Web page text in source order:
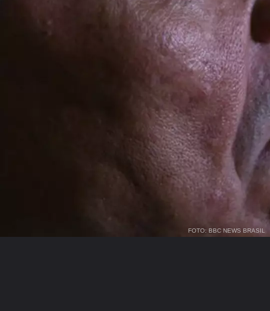
FOTO: BBC NEWS BRASIL